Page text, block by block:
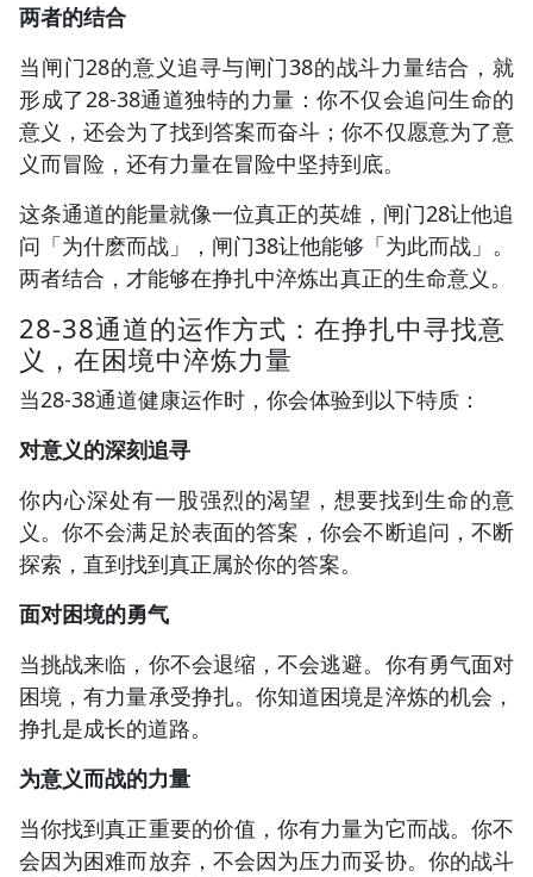
两者的结合
当闸门28的意义追寻与闸门38的战斗力量结合，就
形成了28-38通道独特的力量：你不仅会追问生命的
意义，还会为了找到答案而奋斗；你不仅愿意为了意
义而冒险，还有力量在冒险中坚持到底。
这条通道的能量就像一位真正的英雄，闸门28让他追
问「为什麽而战」，闸门38让他能够「为此而战」。
两者结合，才能够在挣扎中淬炼出真正的生命意义。
28-38通道的运作方式：在挣扎中寻找意
义，在困境中淬炼力量
当28-38通道健康运作时，你会体验到以下特质：
对意义的深刻追寻
你内心深处有一股强烈的渴望，想要找到生命的意
义。你不会满足於表面的答案，你会不断追问，不断
探索，直到找到真正属於你的答案。
面对困境的勇气
当挑战来临，你不会退缩，不会逃避。你有勇气面对
困境，有力量承受挣扎。你知道困境是淬炼的机会，
挣扎是成长的道路。
为意义而战的力量
当你找到真正重要的价值，你有力量为它而战。你不
会因为困难而放弃，不会因为压力而妥协。你的战斗